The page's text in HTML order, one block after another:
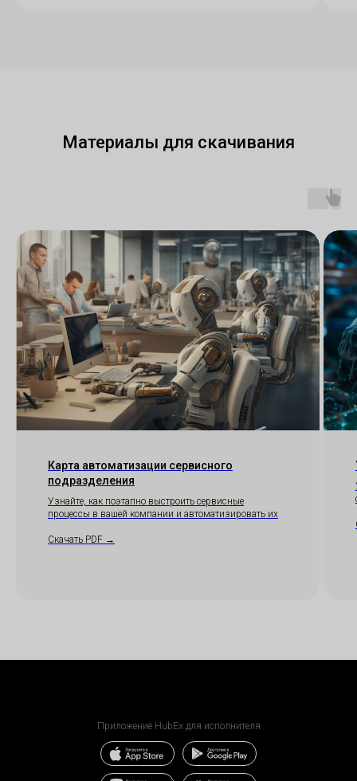
Материалы для скачивания
Карта автоматизации сервисного
подразделения
Узнайте, как поэтапно выстроить сервисные
процессы в вашей компании и автоматизировать их
Скачать PDF →
Приложение HubEx для исполнителя
Скачать
Скачать
Скачать